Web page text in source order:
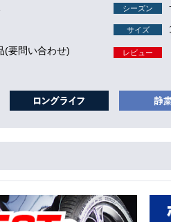
シーズン
サイズ
(要問い合わせ)
レビュー